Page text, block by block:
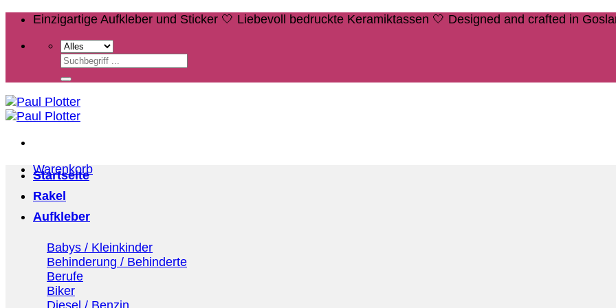
Zum
springen
Einzigartige Aufkleber und Sticker 🤍 Liebevoll bedruckte Keramiktassen 🤍 Designed and crafted in
Suchen
nach:
Warenkorb
Startseite
Rakel
Aufkleber
Babys / Kleinkinder
Behinderung / Behinderte
Berufe
Biker